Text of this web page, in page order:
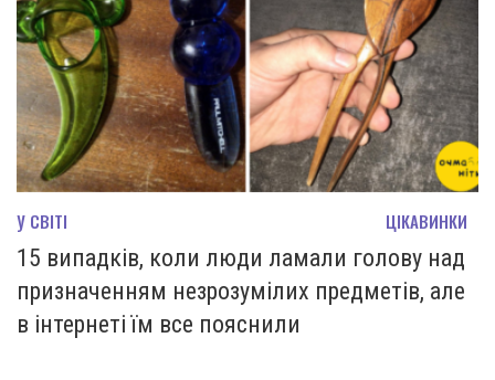
У СВІТІ ЦІКАВИНКИ
15 випадків, коли люди ламали голову над
призначенням незрозумілих предметів, але
в інтернеті їм все пояснили